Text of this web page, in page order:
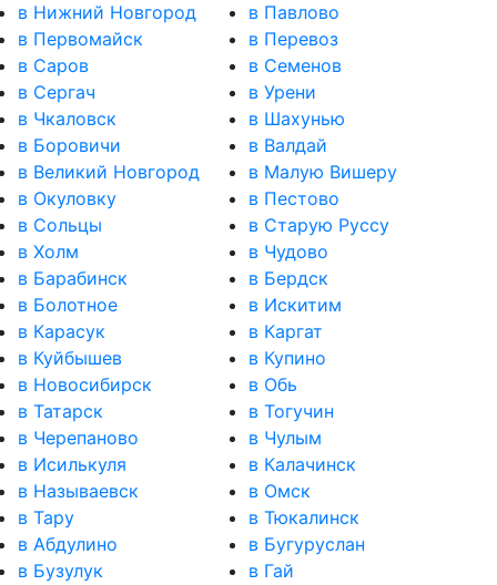
в Нижний Новгород
в Павлово
в Первомайск
в Перевоз
в Саров
в Семенов
в Сергач
в Урени
в Чкаловск
в Шахунью
в Боровичи
в Валдай
в Великий Новгород
в Малую Вишеру
в Окуловку
в Пестово
в Сольцы
в Старую Руссу
в Холм
в Чудово
в Барабинск
в Бердск
в Болотное
в Искитим
в Карасук
в Каргат
в Куйбышев
в Купино
в Новосибирск
в Обь
в Татарск
в Тогучин
в Черепаново
в Чулым
в Исилькуля
в Калачинск
в Называевск
в Омск
в Тару
в Тюкалинск
в Абдулино
в Бугуруслан
в Бузулук
в Гай